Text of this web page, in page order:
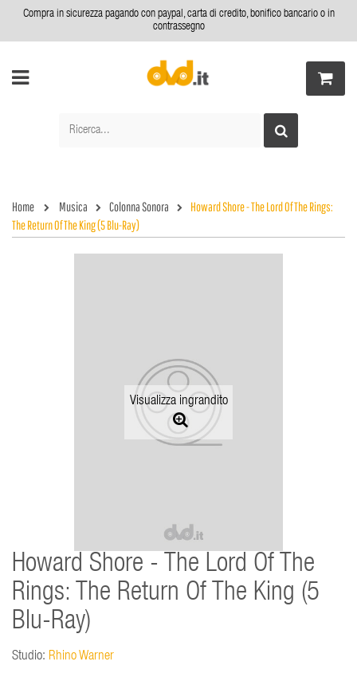
Compra in sicurezza pagando con paypal, carta di credito, bonifico bancario o in
contrassegno
Home Musica Colonna Sonora
Howard Shore - The Lord Of The Rings:
The Return Of The King (5 Blu-Ray)
Visualizza ingrandito
Howard Shore - The Lord Of The
Rings: The Return Of The King (5
Blu-Ray)
Studio: Rhino Warner